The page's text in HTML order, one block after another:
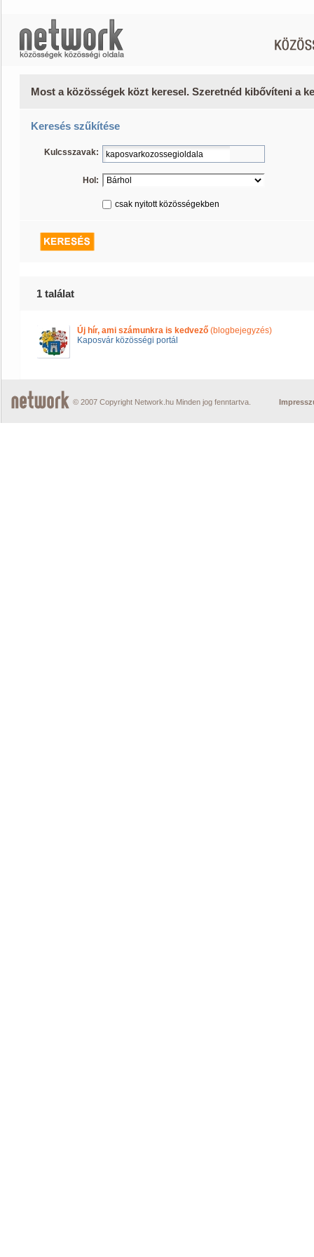
Most a közösségek közt keresel. Szeretnéd kibővíteni a
Keresés szűkítése
Kulcsszavak:
Hol:
csak nyitott közösségekben
1 találat
Új hír, ami számunkra is kedvező (blogbejegyzés)
Kaposvár közösségi portál
© 2007 Copyright Network.hu Minden jog fenntartva.